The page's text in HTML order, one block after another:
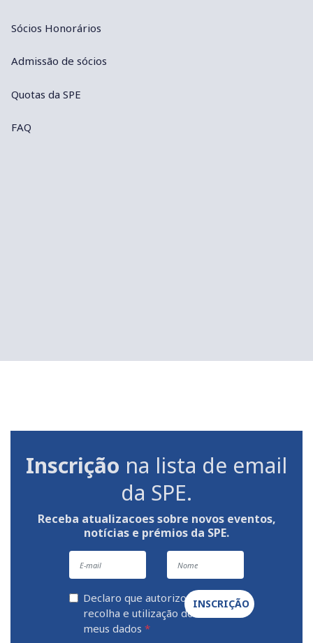
Sócios Honorários
Admissão de sócios
Quotas da SPE
FAQ
Inscrição na lista de email
da SPE.
Receba atualizacoes sobre novos eventos,
notícias e prémios da SPE.
Declaro que autorizo a
recolha e utilização dos
meus dados *
INSCRIÇÃO